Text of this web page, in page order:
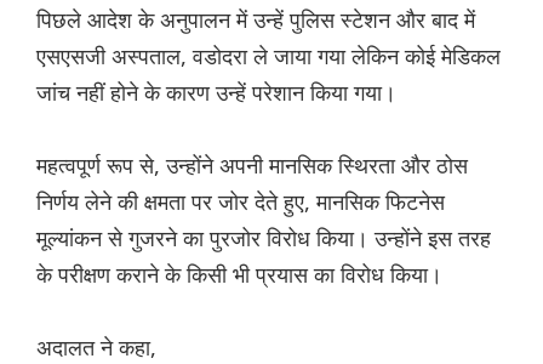
पिछले आदेश के अनुपालन में उन्हें पुलिस स्टेशन और बाद में
एसएसजी अस्पताल, वडोदरा ले जाया गया लेकिन कोई मेडिकल
जांच नहीं होने के कारण उन्हें परेशान किया गया।
महत्वपूर्ण रूप से, उन्होंने अपनी मानसिक स्थिरता और ठोस
निर्णय लेने की क्षमता पर जोर देते हुए, मानसिक फिटनेस
मूल्यांकन से गुजरने का पुरजोर विरोध किया। उन्होंने इस तरह
के परीक्षण कराने के किसी भी प्रयास का विरोध किया।
अदालत ने कहा,